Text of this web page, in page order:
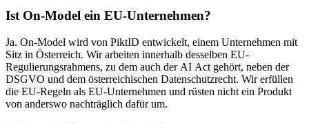
Ist On-Model ein EU-Unternehmen?
Ja. On-Model wird von PiktID entwickelt, einem Unternehmen mit
Sitz in Österreich. Wir arbeiten innerhalb desselben EU-
Regulierungsrahmens, zu dem auch der AI Act gehört, neben der
DSGVO und dem österreichischen Datenschutzrecht. Wir erfüllen
die EU-Regeln als EU-Unternehmen und rüsten nicht ein Produkt
von anderswo nachträglich dafür um.